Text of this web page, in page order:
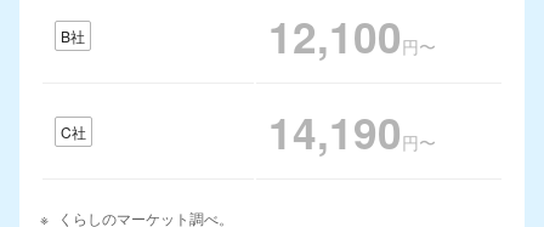
B社 12,100円〜
C社 14,190円〜
くらしのマーケット調べ。